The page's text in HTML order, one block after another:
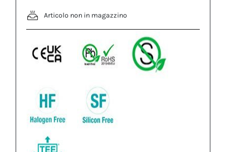
Articolo non in magazzino